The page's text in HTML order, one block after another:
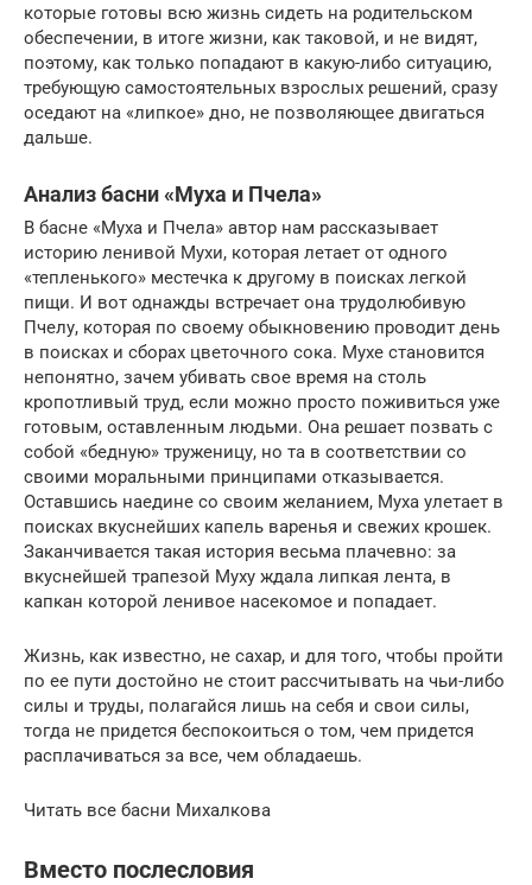
которые готовы всю жизнь сидеть на родительском
обеспечении, в итоге жизни, как таковой, и не видят,
поэтому, как только попадают в какую-либо ситуацию,
требующую самостоятельных взрослых решений, сразу
оседают на «липкое» дно, не позволяющее двигаться
дальше.
Анализ басни «Муха и Пчела»
В басне «Муха и Пчела» автор нам рассказывает
историю ленивой Мухи, которая летает от одного
«тепленького» местечка к другому в поисках легкой
пищи. И вот однажды встречает она трудолюбивую
Пчелу, которая по своему обыкновению проводит день
в поисках и сборах цветочного сока. Мухе становится
непонятно, зачем убивать свое время на столь
кропотливый труд, если можно просто поживиться уже
готовым, оставленным людьми. Она решает позвать с
собой «бедную» труженицу, но та в соответствии со
своими моральными принципами отказывается.
Оставшись наедине со своим желанием, Муха улетает в
поисках вкуснейших капель варенья и свежих крошек.
Заканчивается такая история весьма плачевно: за
вкуснейшей трапезой Муху ждала липкая лента, в
капкан которой ленивое насекомое и попадает.
Жизнь, как известно, не сахар, и для того, чтобы пройти
по ее пути достойно не стоит рассчитывать на чьи-либо
силы и труды, полагайся лишь на себя и свои силы,
тогда не придется беспокоиться о том, чем придется
расплачиваться за все, чем обладаешь.
Читать все басни Михалкова
Вместо послесловия